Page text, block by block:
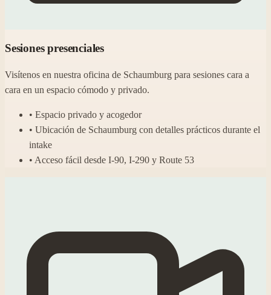
Sesiones presenciales
Visítenos en nuestra oficina de Schaumburg para sesiones cara a
cara en un espacio cómodo y privado.
• Espacio privado y acogedor
• Ubicación de Schaumburg con detalles prácticos durante el
intake
• Acceso fácil desde I-90, I-290 y Route 53